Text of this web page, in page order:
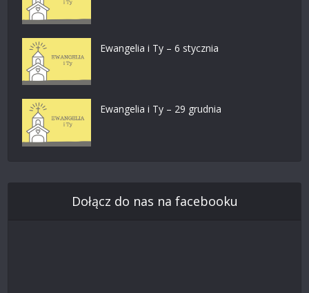
Ewangelia i Ty – 6 stycznia
Ewangelia i Ty – 29 grudnia
Dołącz do nas na facebooku